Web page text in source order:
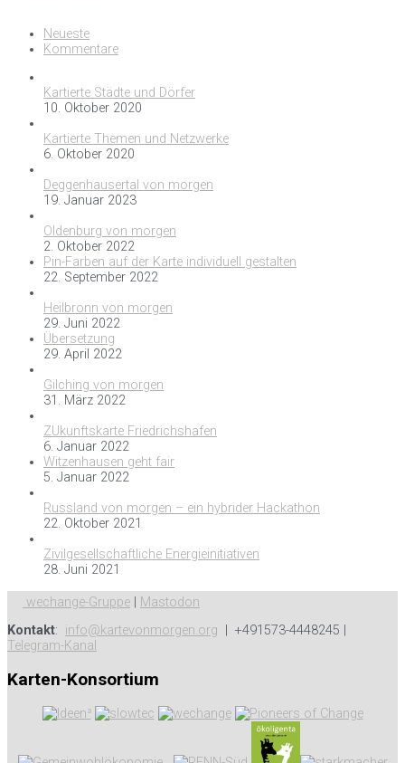
Neueste
Kommentare
Kartierte Städte und Dörfer
10. Oktober 2020
Kartierte Themen und Netzwerke
6. Oktober 2020
Deggenhausertal von morgen
19. Januar 2023
Oldenburg von morgen
2. Oktober 2022
Pin-Farben auf der Karte individuell gestalten
22. September 2022
Heilbronn von morgen
29. Juni 2022
Übersetzung
29. April 2022
Gilching von morgen
31. März 2022
ZUkunftskarte Friedrichshafen
6. Januar 2022
Witzenhausen geht fair
5. Januar 2022
Russland von morgen – ein hybrider Hackathon
22. Oktober 2021
Zivilgesellschaftliche Energieinitiativen
28. Juni 2021
wechange-Gruppe
Mastodon
Kontakt: info@kartevonmorgen.org | +491573-4448245 |
Telegram-Kanal
Karten-Konsortium